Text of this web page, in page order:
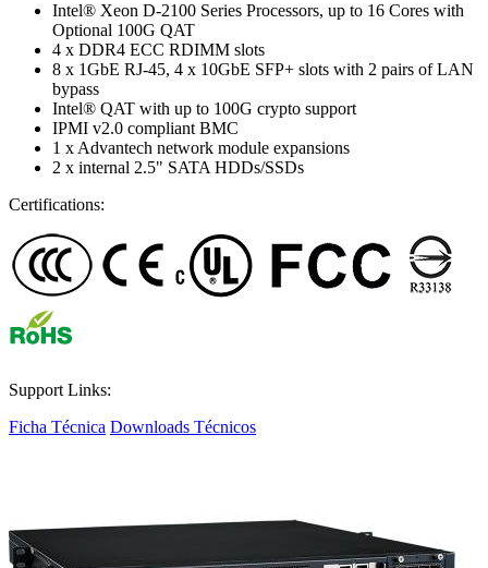
Intel® Xeon D-2100 Series Processors, up to 16 Cores with
Optional 100G QAT
4 x DDR4 ECC RDIMM slots
8 x 1GbE RJ-45, 4 x 10GbE SFP+ slots with 2 pairs of LAN
bypass
Intel® QAT with up to 100G crypto support
IPMI v2.0 compliant BMC
1 x Advantech network module expansions
2 x internal 2.5" SATA HDDs/SSDs
Certifications:
Support Links:
Ficha Técnica Downloads Técnicos